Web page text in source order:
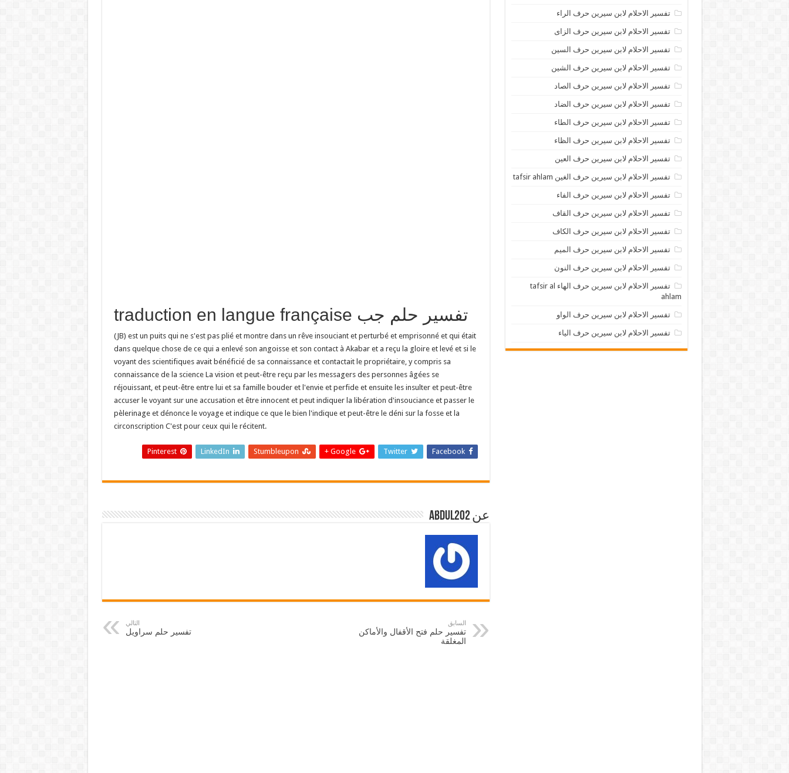
traduction en langue française تفسير حلم جب
(JB) est un puits qui ne s'est pas plié et montre dans un rêve insouciant et perturbé et emprisonné et qui était
dans quelque chose de ce qui a enlevé son angoisse et son contact à Akabar et a reçu la gloire et levé et si le
voyant des scientifiques avait bénéficié de sa connaissance et contactait le propriétaire, y compris sa
connaissance de la science La vision et peut-être reçu par les messagers des personnes âgées se
réjouissant, et peut-être entre lui et sa famille bouder et l'envie et perfide et ensuite les insulter et peut-être
accuser le voyant sur une accusation et être innocent et peut indiquer la libération d'insouciance et passer le
pèlerinage et dénonce le voyage et indique ce que le bien l'indique et peut-être le déni sur la fosse et la
circonscription C'est pour ceux qui le récitent.
Facebook
Twitter
Google +
Stumbleupon
LinkedIn
Pinterest
عن abdul202
السابق
تفسير حلم فتح الأقفال والأماكن
المغلقة
التالي
تفسير حلم سراويل
تفسير الاحلام لابن سيرين حرف الراء
تفسير الاحلام لابن سيرين حرف الزاى
تفسير الاحلام لابن سيرين حرف السين
تفسير الاحلام لابن سيرين حرف الشين
تفسير الاحلام لابن سيرين حرف الصاد
تفسير الاحلام لابن سيرين حرف الضاد
تفسير الاحلام لابن سيرين حرف الطاء
تفسير الاحلام لابن سيرين حرف الظاء
تفسير الاحلام لابن سيرين حرف العين
تفسير الاحلام لابن سيرين حرف الغين tafsir ahlam
تفسير الاحلام لابن سيرين حرف الفاء
تفسير الاحلام لابن سيرين حرف القاف
تفسير الاحلام لابن سيرين حرف الكاف
تفسير الاحلام لابن سيرين حرف الميم
تفسير الاحلام لابن سيرين حرف النون
تفسير الاحلام لابن سيرين حرف الهاء tafsir al
ahlam
تفسير الاحلام لابن سيرين حرف الواو
تفسير الاحلام لابن سيرين حرف الياء